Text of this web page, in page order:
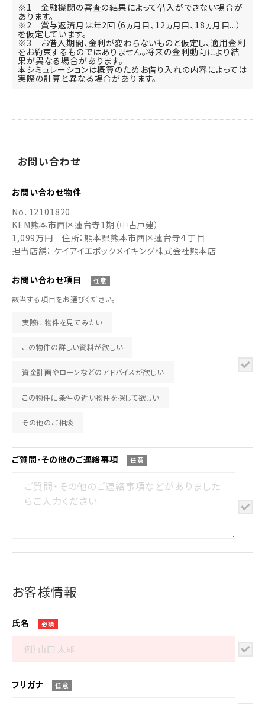
※1 金融機関の審査の結果によって借入ができない場合が
あります。
※2 賞与返済月は年2回（6ヵ月目、12ヵ月目、18ヵ月目...）
を仮定しています。
※3 お借入期間、金利が変わらないものと仮定し、適用金利
をお約束するものではありません。将来の金利動向により結
果が異なる場合があります。
本シミュレーションは概算のためお借り入れの内容によっては
実際の計算と異なる場合があります。
お問い合わせ
お問い合わせ物件
No． 12101820
KEM熊本市西区蓮台寺1期（中古戸建）
1,099万円 住所：熊本県熊本市西区蓮台寺４丁目
担当店舗： ケイアイエポックメイキング株式会社熊本店
お問い合わせ項目 任意
該当する項目をお選びください。
実際に物件を見てみたい
この物件の詳しい資料が欲しい
資金計画やローンなどのアドバイスが欲しい
この物件に条件の近い物件を探して欲しい
その他のご相談
ご質問・その他のご連絡事項 任意
お客様情報
氏名 必須
フリガナ 任意